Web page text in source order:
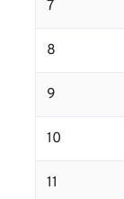
7
8
9
10
11